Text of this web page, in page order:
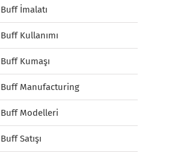
Buff İmalatı
Buff Kullanımı
Buff Kumaşı
Buff Manufacturing
Buff Modelleri
Buff Satışı